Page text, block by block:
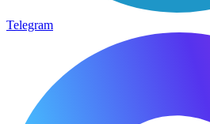
Telegram